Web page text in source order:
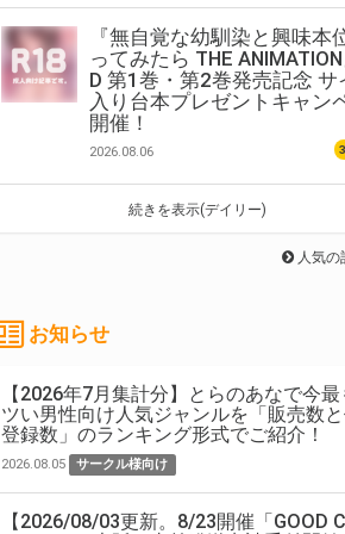
『無自覚な幼馴染と興味本
ってみたら THE
D 第1巻・第2巻発売記念 サ
入り台本プレゼントキャン
開催！
2026.08.06
続きを表示(デイリー)
人気の
お知らせ
【2026年7月集計分】とらのあなで今最
ツい男性向け人気ジャンルを「販売数
登録数」のランキング形式でご紹介！
2026.08.05 サークル様向け
【2026/08/03更新。8/23開催「GOOD